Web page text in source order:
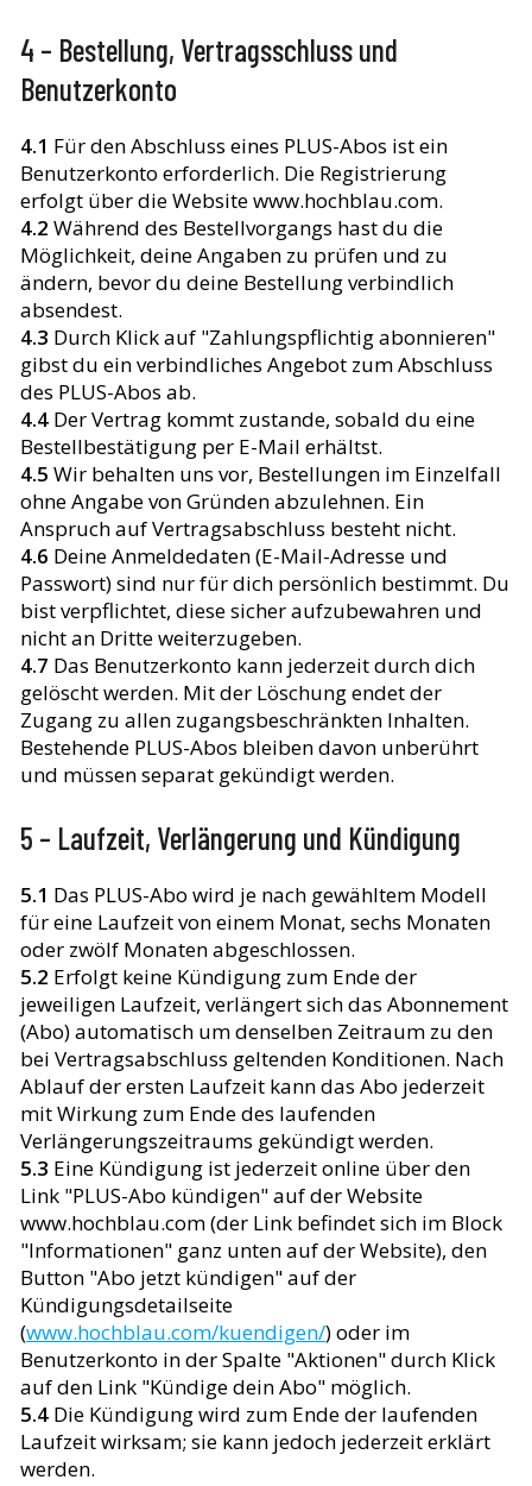
4 – Bestellung, Vertragsschluss und
Benutzerkonto
4.1 Für den Abschluss eines PLUS-Abos ist ein
Benutzerkonto erforderlich. Die Registrierung
erfolgt über die Website www.hochblau.com.
4.2 Während des Bestellvorgangs hast du die
Möglichkeit, deine Angaben zu prüfen und zu
ändern, bevor du deine Bestellung verbindlich
absendest.
4.3 Durch Klick auf "Zahlungspflichtig abonnieren"
gibst du ein verbindliches Angebot zum Abschluss
des PLUS-Abos ab.
4.4 Der Vertrag kommt zustande, sobald du eine
Bestellbestätigung per E-Mail erhältst.
4.5 Wir behalten uns vor, Bestellungen im Einzelfall
ohne Angabe von Gründen abzulehnen. Ein
Anspruch auf Vertragsabschluss besteht nicht.
4.6 Deine Anmeldedaten (E-Mail-Adresse und
Passwort) sind nur für dich persönlich bestimmt. Du
bist verpflichtet, diese sicher aufzubewahren und
nicht an Dritte weiterzugeben.
4.7 Das Benutzerkonto kann jederzeit durch dich
gelöscht werden. Mit der Löschung endet der
Zugang zu allen zugangsbeschränkten Inhalten.
Bestehende PLUS-Abos bleiben davon unberührt
und müssen separat gekündigt werden.
5 – Laufzeit, Verlängerung und Kündigung
5.1 Das PLUS-Abo wird je nach gewähltem Modell
für eine Laufzeit von einem Monat, sechs Monaten
oder zwölf Monaten abgeschlossen.
5.2 Erfolgt keine Kündigung zum Ende der
jeweiligen Laufzeit, verlängert sich das Abonnement
(Abo) automatisch um denselben Zeitraum zu den
bei Vertragsabschluss geltenden Konditionen. Nach
Ablauf der ersten Laufzeit kann das Abo jederzeit
mit Wirkung zum Ende des laufenden
Verlängerungszeitraums gekündigt werden.
5.3 Eine Kündigung ist jederzeit online über den
Link "PLUS-Abo kündigen" auf der Website
www.hochblau.com (der Link befindet sich im Block
"Informationen" ganz unten auf der Website), den
Button "Abo jetzt kündigen" auf der
Kündigungsdetailseite
(www.hochblau.com/kuendigen/) oder im
Benutzerkonto in der Spalte "Aktionen" durch Klick
auf den Link "Kündige dein Abo" möglich.
5.4 Die Kündigung wird zum Ende der laufenden
Laufzeit wirksam; sie kann jedoch jederzeit erklärt
werden.